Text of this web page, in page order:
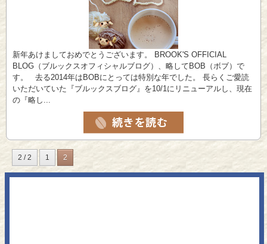
新年あけましておめでとうございます。 BROOK'S OFFICIAL
BLOG（ブルックスオフィシャルブログ）、略してBOB（ボブ）で
す。 去る2014年はBOBにとっては特別な年でした。 長らくご愛読
いただいていた『ブルックスブログ』を10/1にリニューアルし、現在
の『略し...
2 / 2 1 2